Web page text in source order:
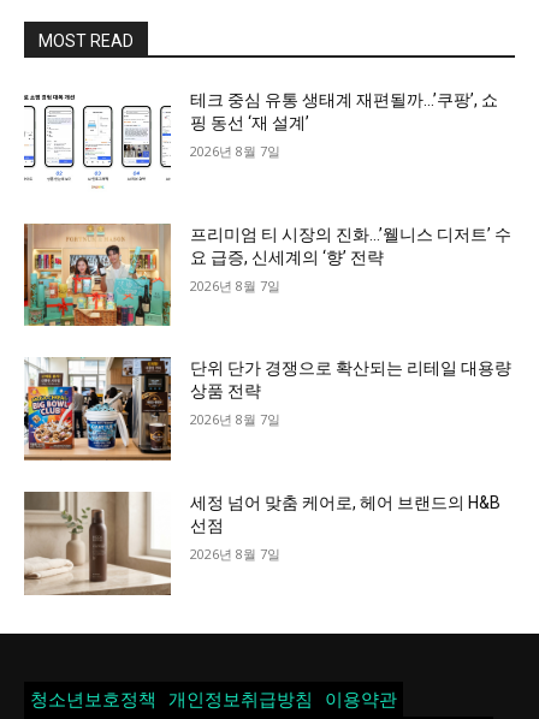
MOST READ
테크 중심 유통 생태계 재편될까…’쿠팡’, 쇼
핑 동선 ‘재 설계’
2026년 8월 7일
프리미엄 티 시장의 진화…’웰니스 디저트’ 수
요 급증, 신세계의 ‘향’ 전략
2026년 8월 7일
단위 단가 경쟁으로 확산되는 리테일 대용량
상품 전략
2026년 8월 7일
세정 넘어 맞춤 케어로, 헤어 브랜드의 H&B
선점
2026년 8월 7일
청소년보호정책 개인정보취급방침
이용약관